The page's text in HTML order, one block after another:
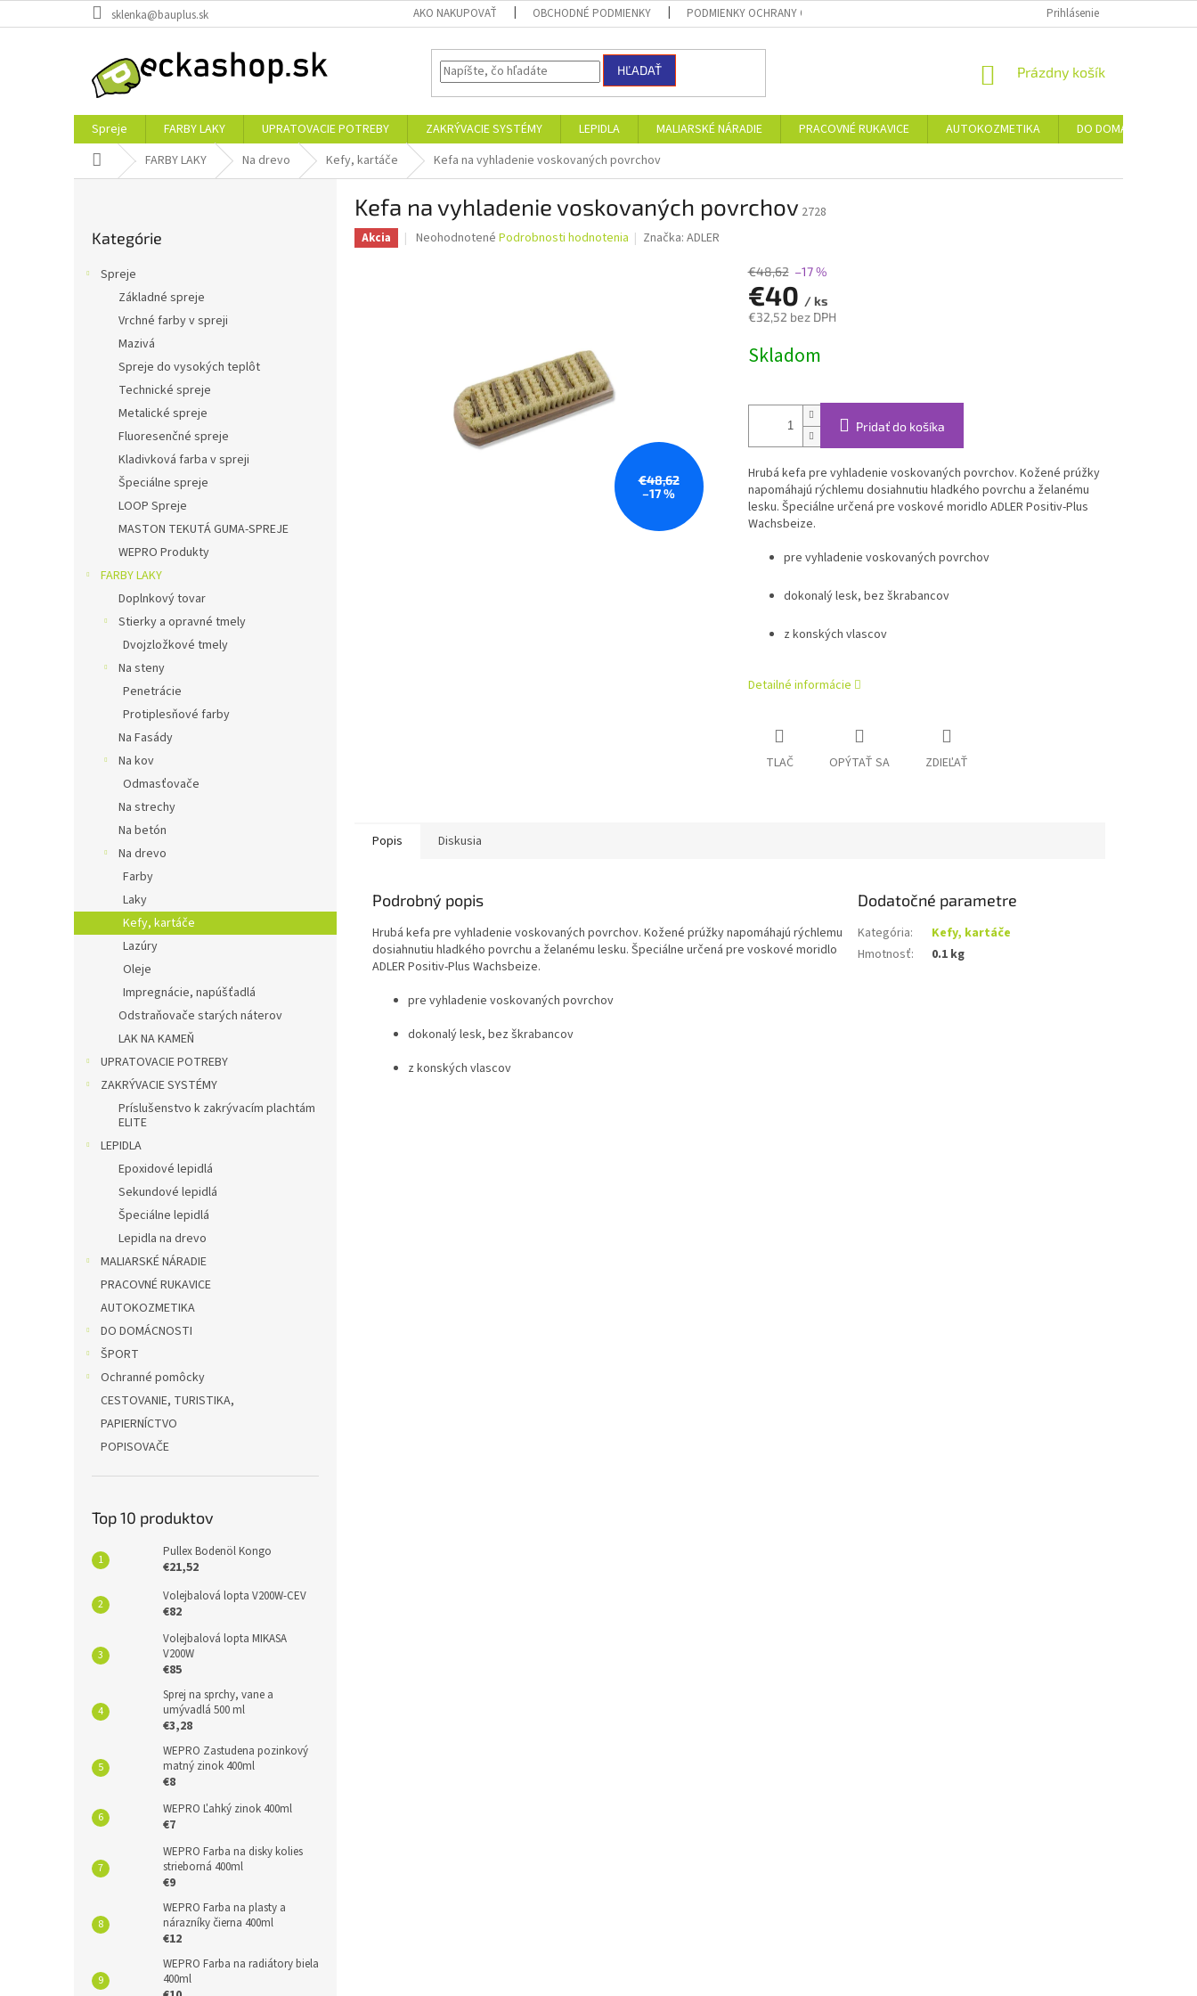
na
sklenka@bauplus.sk AKO NAKUPOVAŤ OBCHODNÉ PODMIENKY PODMIENKY OCHRANY OSOBNÝCH ÚDAJOV Prihlásenie
HĽADAŤ
NÁKUPNÝ
Prázdny košík
Spreje FARBY LAKY UPRATOVACIE POTREBY ZAKRÝVACIE SYSTÉMY LEPIDLA MALIARSKÉ NÁRADIE PRACOVNÉ RUKAVICE AUTOKOZMETIKA
DO DOMÁCNOSTI
DomovFARBY LAKY Na drevo Kefy, kartáče Kefa na vyhladenie voskovaných povrchov
kategórie
Kategórie
Spreje
Základné spreje
Vrchné farby v spreji
Mazivá
Spreje do vysokých teplôt
Technické spreje
Metalické spreje
Fluoresenčné spreje
Kladivková farba v spreji
Špeciálne spreje
LOOP Spreje
MASTON TEKUTÁ GUMA-SPREJE
WEPRO Produkty
FARBY LAKY
Doplnkový tovar
Stierky a opravné tmely
Dvojzložkové tmely
Na steny
Penetrácie
Protiplesňové farby
Na Fasády
Na kov
Odmasťovače
Na strechy
Na betón
Na drevo
Farby
Laky
Kefy, kartáče
Lazúry
Oleje
Impregnácie, napúšťadlá
Odstraňovače starých náterov
LAK NA KAMEŇ
UPRATOVACIE POTREBY
ZAKRÝVACIE SYSTÉMY
Príslušenstvo k zakrývacím plachtám
ELITE
LEPIDLA
Epoxidové lepidlá
Sekundové lepidlá
Špeciálne lepidlá
Lepidla na drevo
MALIARSKÉ NÁRADIE
PRACOVNÉ RUKAVICE
AUTOKOZMETIKA
DO DOMÁCNOSTI
ŠPORT
Ochranné pomôcky
CESTOVANIE, TURISTIKA,
PAPIERNÍCTVO
POPISOVAČE
Top 10 produktov
Pullex Bodenöl Kongo
€21,52
Volejbalová lopta V200W-CEV
€82
Volejbalová lopta MIKASA
V200W
€85
Sprej na sprchy, vane a
umývadlá 500 ml
€3,28
WEPRO Zastudena pozinkový
matný zinok 400ml
€8
WEPRO Ľahký zinok 400ml
€7
WEPRO Farba na disky kolies
strieborná 400ml
€9
WEPRO Farba na plasty a
nárazníky čierna 400ml
€12
WEPRO Farba na radiátory biela
400ml
Kefa na vyhladenie voskovaných povrchov 2728
Akcia
Priemerné
Neohodnotené Podrobnosti hodnotenia Značka:ADLER
€48,62
–17 %
€48,62 –17 %
€40 / ks
€32,52 bez DPH
cena:
Skladom
Pridať do košíka
Hrubá kefa pre vyhladenie voskovaných povrchov. Kožené prúžky
napomáhajú rýchlemu dosiahnutiu hladkého povrchu a želanému
lesku. Špeciálne určená pre voskové moridlo ADLER Positiv-Plus
Wachsbeize.
pre vyhladenie voskovaných povrchov
dokonalý lesk, bez škrabancov
z konských vlascov
Detailné informácie
TLAČ OPÝTAŤ SA ZDIEĽAŤ
Popis Diskusia
Podrobný popis
Hrubá kefa pre vyhladenie voskovaných povrchov. Kožené prúžky napomáhajú rýchlemu
dosiahnutiu hladkého povrchu a želanému lesku. Špeciálne určená pre voskové moridlo
ADLER Positiv-Plus Wachsbeize.
pre vyhladenie voskovaných povrchov
dokonalý lesk, bez škrabancov
z konských vlascov
Dodatočné parametre
Kategória:
Kefy, kartáče
Hmotnosť: 0.1 kg